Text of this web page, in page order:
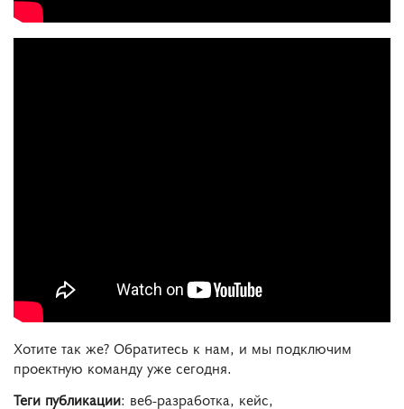
Хотите так же? Обратитесь к нам, и мы подключим
проектную команду уже сегодня.
Теги публикации: веб-разработка, кейс,